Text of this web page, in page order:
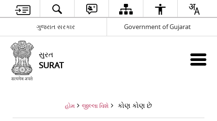
ગુજરાત સરકાર Government of Gujarat
સુરત
SURAT
હોમ જીલ્લા વિશે કોણ કોણ છે